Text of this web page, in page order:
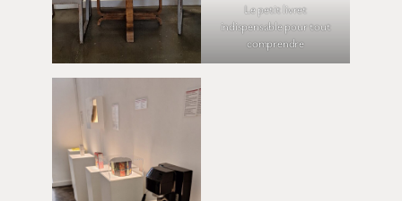
Le petit livret
indispensable pour tout
comprendre